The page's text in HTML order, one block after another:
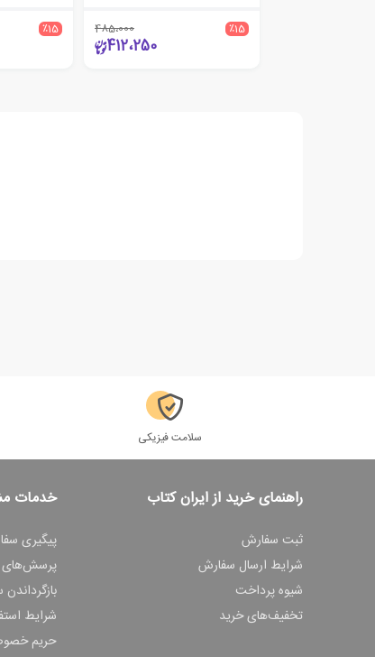
٪15 485،000
412،250
٪15
سلامت فیزیکی
راهنمای خرید از ایران کتاب
ثبت سفارش
شرایط ارسال سفارش
شیوه پرداخت
تخفیف‌های خرید
خدمات
پیگیری
پرسش‌های
شرایط
حریم